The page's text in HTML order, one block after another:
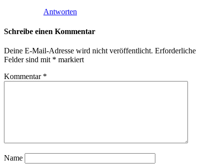
Antworten
Schreibe einen Kommentar
Deine E-Mail-Adresse wird nicht veröffentlicht. Erforderliche
Felder sind mit * markiert
Kommentar *
Name